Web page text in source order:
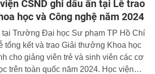
CSND ghi dấu ấn tại Lễ trao
học và Công nghệ năm 2024
tại Trường Đại học Sư phạm TP Hồ Chí
tổng kết và trao Giải thưởng Khoa học
cho giảng viên trẻ và sinh viên các cơ
trên toàn quốc năm 2024. Học viện